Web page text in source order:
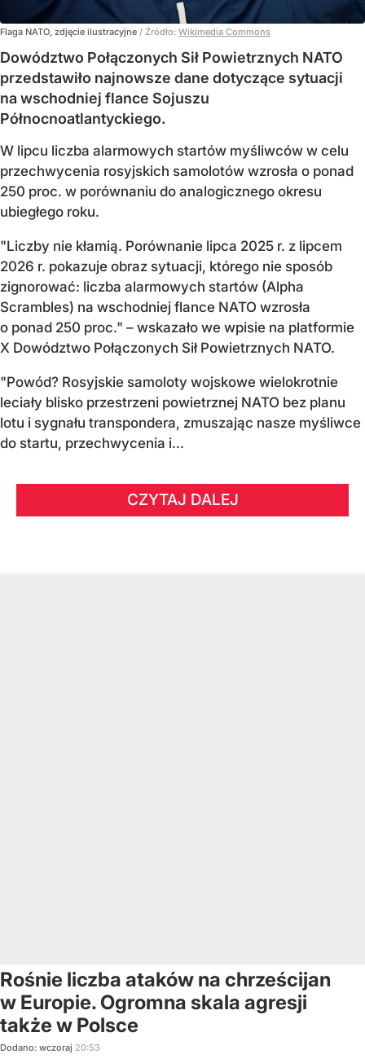
Flaga NATO, zdjęcie ilustracyjne / Źródło: Wikimedia Commons
Dowództwo Połączonych Sił Powietrznych NATO
przedstawiło najnowsze dane dotyczące sytuacji
na wschodniej flance Sojuszu
Północnoatlantyckiego.
W lipcu liczba alarmowych startów myśliwców w celu
przechwycenia rosyjskich samolotów wzrosła o ponad
250 proc. w porównaniu do analogicznego okresu
ubiegłego roku.
"Liczby nie kłamią. Porównanie lipca 2025 r. z lipcem
2026 r. pokazuje obraz sytuacji, którego nie sposób
zignorować: liczba alarmowych startów (Alpha
Scrambles) na wschodniej flance NATO wzrosła
o ponad 250 proc." – wskazało we wpisie na platformie
X Dowództwo Połączonych Sił Powietrznych NATO.
"Powód? Rosyjskie samoloty wojskowe wielokrotnie
leciały blisko przestrzeni powietrznej NATO bez planu
lotu i sygnału transpondera, zmuszając nasze myśliwce
do startu, przechwycenia i...
CZYTAJ DALEJ
Rośnie liczba ataków na chrześcijan
w Europie. Ogromna skala agresji
także w Polsce
Dodano: wczoraj 20:53